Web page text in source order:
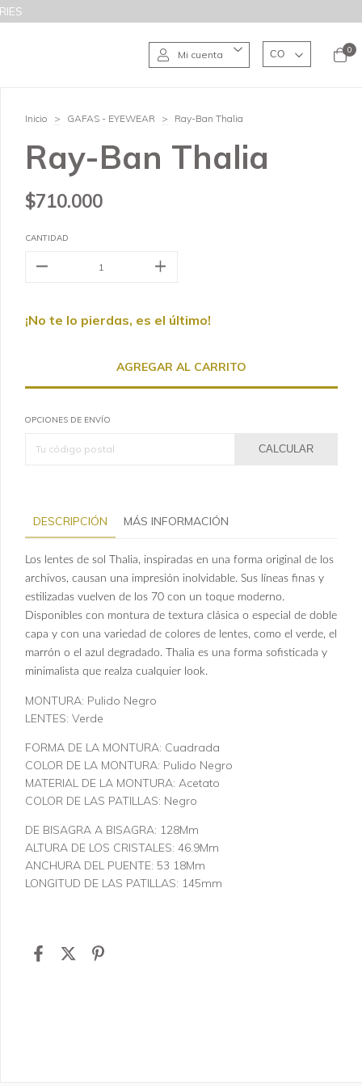
Mi cuenta 0
Inicio > GAFAS - EYEWEAR > Ray-Ban Thalia
Ray-Ban Thalia
$710.000
CANTIDAD
¡No te lo pierdas, es el último!
OPCIONES DE ENVÍO
CALCULAR
DESCRIPCIÓN MÁS INFORMACIÓN
Los lentes de sol Thalia, inspiradas en una forma original de los
archivos, causan una impresión inolvidable. Sus líneas finas y
estilizadas vuelven de los 70 con un toque moderno.
Disponibles con montura de textura clásica o especial de doble
capa y con una variedad de colores de lentes, como el verde, el
marrón o el azul degradado. Thalia es una forma sofisticada y
minimalista que realza cualquier look.
MONTURA: Pulido Negro
LENTES: Verde
FORMA DE LA MONTURA: Cuadrada
COLOR DE LA MONTURA: Pulido Negro
MATERIAL DE LA MONTURA: Acetato
COLOR DE LAS PATILLAS: Negro
DE BISAGRA A BISAGRA: 128Mm
ALTURA DE LOS CRISTALES: 46.9Mm
ANCHURA DEL PUENTE: 53 18Mm
LONGITUD DE LAS PATILLAS: 145mm